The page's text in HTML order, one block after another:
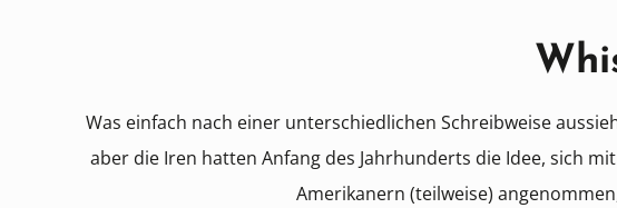
Was einfach nach einer unterschiedlichen Schreibweise
aber die Iren hatten Anfang des Jahrhunderts die Idee, sich
Amerikanern (teilweise)